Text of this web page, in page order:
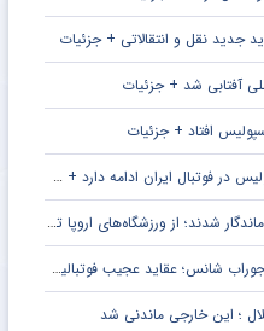
جدید نقل و انتقالاتی + جزئیات
آفتابی شد + جزئیات
افتاد + جزئیات
فوتبال ایران ادامه دارد + جزئیات
از ورزشگاه‌های اروپا تا جام جهانی
شانس؛ عقاید عجیب فوتبالیست‌ها!
؛ این خارجی ماندنی شد